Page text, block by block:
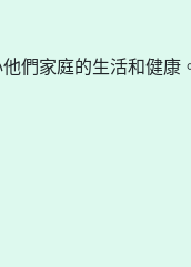
們家庭的生活和健康